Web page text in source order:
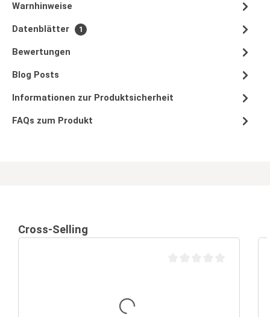
Warnhinweise
Datenblätter 1
Bewertungen
Blog Posts
Informationen zur Produktsicherheit
FAQs zum Produkt
Cross-Selling